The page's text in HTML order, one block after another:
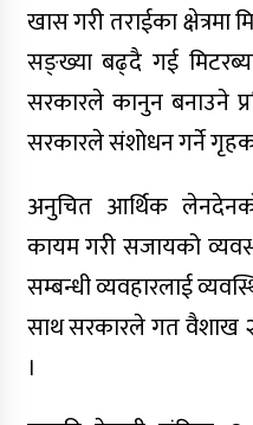
मुस्लिम
चार
बहस
खास गरी तराईका क्षेत्रमा
सङ्ख्या बढ्दै गई
सरकारले कानुन बनाउने
सरकारले संशोधन गर्ने
अनुचित आर्थिक
कायम गरी सजायको
सम्बन्धी व्यवहारलाई
साथ सरकारले गत वैशाख
।